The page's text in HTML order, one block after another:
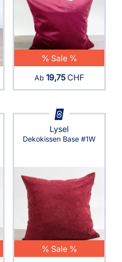
% Sale %
Ab 19,75CHF
Lysel
Dekokissen Base #1W
% Sale %